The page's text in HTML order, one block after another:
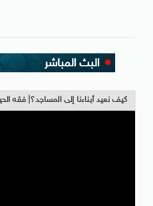
كيف نعيد أبناءنا إلى المساجد؟| فقه